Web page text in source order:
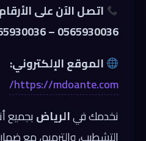
اتصل الآن على
0565930036 – 0565930036
الموقع الإلكتروني:
https://mdoante.com/
نخدمك فيالرياضبجميع